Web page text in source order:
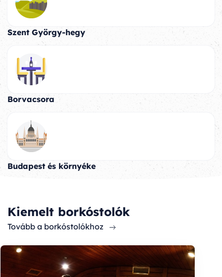
Szent György-hegy
Borvacsora
Budapest és környéke
Kiemelt borkóstolók
Tovább a borkóstolókhoz